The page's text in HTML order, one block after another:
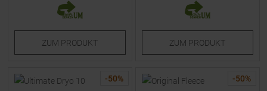
ZUM PRODUKT ZUM PRODUKT
-50% -50%